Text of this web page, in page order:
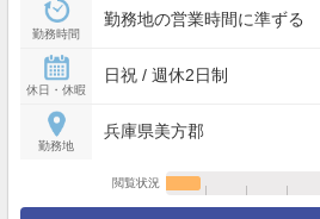
勤務時間
勤務地の営業時間に準ずる
休日・休暇
日祝 / 週休2日制
勤務地
兵庫県美方郡
閲覧状況